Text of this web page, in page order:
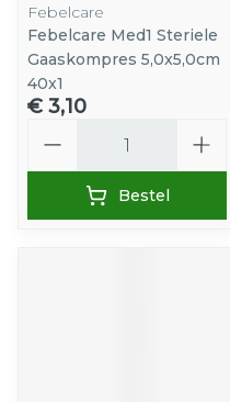
Febelcare
Febelcare Med1 Steriele
Gaaskompres 5,0x5,0cm
40x1
€ 3,10
Bestel